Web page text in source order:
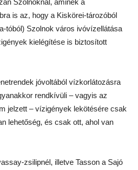
Szolnoknál, aminek a
is az, hogy a Kiskörei-tározóból
tóból) Szolnok város ivóvízellátása
kielégítése is biztosított
jóvoltából vízkorlátozásra
rendkívüli – vagyis az
jelzett – vízigények lekötésére csak
lehetőség, és csak ott, ahol van
zsilipnél, illetve Tasson a Sajó